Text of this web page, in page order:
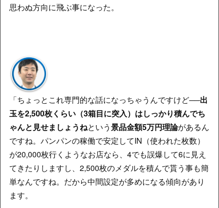
思わぬ方向に飛ぶ事になった。
「ちょっとこれ専門的な話になっちゃうんですけど──出
玉を2,500枚くらい（3箱目に突入）はしっかり積んでち
ゃんと見せましょうねという景品金額5万円理論があるん
ですね。パンパンの稼働で安定してIN（使われた枚数）
が20,000枚行くようなお店なら、4でも誤爆して6に見え
てきたりしますし、2,500枚のメダルを積んで貰う事も簡
単なんですね。だから中間設定が多めになる傾向があり
ます。